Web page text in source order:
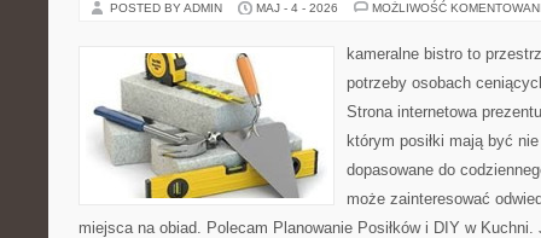
POSTED BY ADMIN MAJ - 4 - 2026 MOŻLIWOŚĆ
kameralne bistro to
potrzeby osobach
Strona internetowa
którym posiłki mają być
dopasowane do
może zainteresować
miejsca na obiad. Polecam Planowanie Posiłków i DIY w